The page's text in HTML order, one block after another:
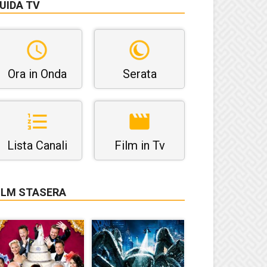
TV
Ora in Onda Serata
Lista Canali Film in Tv
STASERA